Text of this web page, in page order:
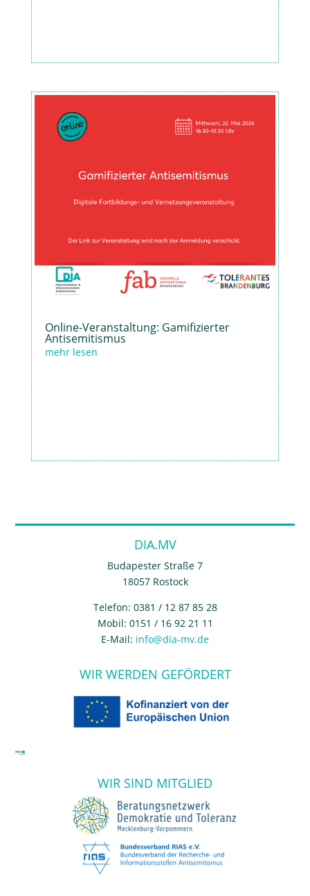
Online-Veranstaltung: Gamifizierter
Antisemitismus
mehr lesen
DIA.MV
Budapester Straße 7
18057 Rostock
Telefon: 0381 / 12 87 85 28
Mobil: 0151 / 16 92 21 11
E-Mail: info@dia-mv.de
WIR WERDEN GEFÖRDERT
WIR SIND MITGLIED